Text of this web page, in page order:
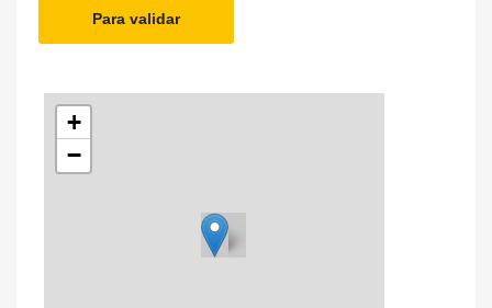
Para validar
+
−